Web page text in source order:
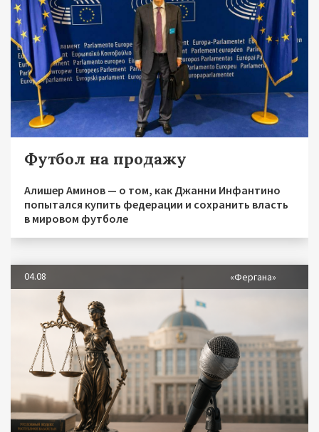
Футбол на продажу
Алишер Аминов — о том, как Джанни Инфантино
попытался купить федерации и сохранить власть
в мировом футболе
04.08 «Фергана»